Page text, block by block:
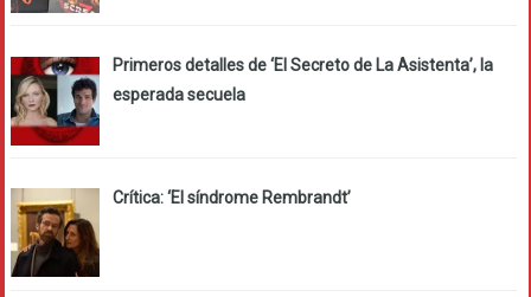
Primeros detalles de ‘El Secreto de La Asistenta’, la
esperada secuela
Crítica: ‘El síndrome Rembrandt’